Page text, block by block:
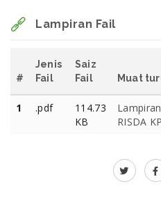
Lampiran Fail
#
Jenis
Fail
Saiz
Fail
Muat
1 .pdf
114.73
KB
RISDA